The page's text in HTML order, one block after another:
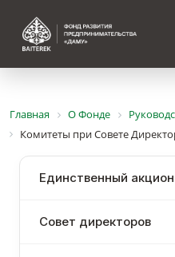
Главная О Фонде
Комитеты при Совете
Единственный
Совет директоров